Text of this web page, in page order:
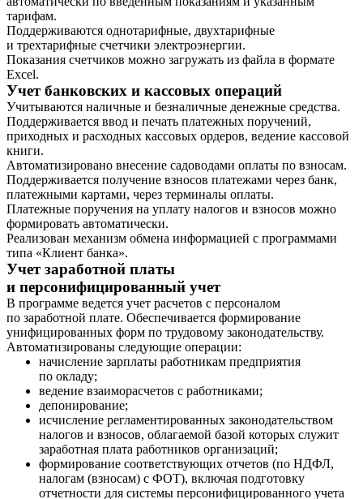
тарифам.
Поддерживаются однотарифные, двухтарифные
и трехтарифные счетчики электроэнергии.
Показания счетчиков можно загружать из файла в формате
Excel.
Учет банковских и кассовых операций
Учитываются наличные и безналичные денежные средства.
Поддерживается ввод и печать платежных поручений,
приходных и расходных кассовых ордеров, ведение кассовой
книги.
Автоматизировано внесение садоводами оплаты по взносам.
Поддерживается получение взносов платежами через банк,
платежными картами, через терминалы оплаты.
Платежные поручения на уплату налогов и взносов можно
формировать автоматически.
Реализован механизм обмена информацией с программами
типа «Клиент банка».
Учет заработной платы
и персонифицированный учет
В программе ведется учет расчетов с персоналом
по заработной плате. Обеспечивается формирование
унифицированных форм по трудовому законодательству.
Автоматизированы следующие операции:
начисление зарплаты работникам предприятия
по окладу;
ведение взаиморасчетов с работниками;
депонирование;
исчисление регламентированных законодательством
налогов и взносов, облагаемой базой которых служит
заработная плата работников организаций;
формирование соответствующих отчетов (по НДФЛ,
налогам (взносам) с ФОТ), включая подготовку
отчетности для системы персонифицированного учета